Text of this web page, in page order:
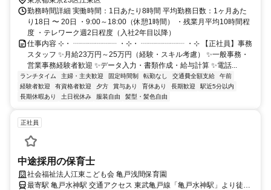
勤務時間詳細 実働時間：1日あたり8時間 平均勤務日数：1ヶ月あた
り18日 〜 20日 ・9:00～18:00（休憩1時間） ・残業月平均10時間程
度 ・テレワーク週2日程度（入社2年目以降）
仕事内容 ⊹・ ┈┈┈┈┈┈ ・⊹・ ┈┈┈┈┈┈ ・⊹ 【正社員】事務
スタッフ ✨月給23万円～25万円（経験・スキル考慮） ✨一般事務・
営業事務経験者歓迎 ✨データ入力・書類作成・給与計算 ✨電話...
ランチタイム 主婦・主夫歓迎 固定時間制 転勤なし 交通費全額支給
午前
経験者歓迎
有資格者歓迎 夕方 賞与あり 育休あり 長期歓迎
駅近5分以内
長期休暇あり
土日祝休み 服装自由 髪型・髪色自由
正社員
中途採用の保育士
社会福祉法人江東こども会 亀戸浅間保育園
最寄駅 亀戸水神駅 交通アクセス 東武亀戸線「亀戸水神駅」より徒歩